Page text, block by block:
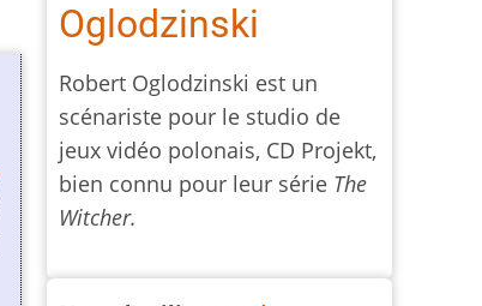
Oglodzinski
Robert Oglodzinski est un
scénariste pour le studio de
jeux vidéo polonais, CD Projekt,
bien connu pour leur série The
Witcher.